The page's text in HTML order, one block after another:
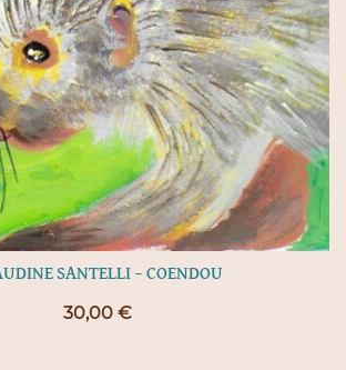
SANTELLI – COENDOU
30,00 €